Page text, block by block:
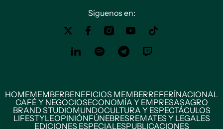
Siguenos en:
HOMEMEMBERBENEFICIOS MEMBERREFERÍNACIONAL
CAFÉ Y NEGOCIOSECONOMÍA Y EMPRESASAGRO
BRAND STUDIOMUNDOCULTURA Y ESPECTÁCULOS
LIFESTYLEOPINIÓNFÚNEBRESREMATES Y LEGALES
EDICIONES ESPECIALESPUBLICACIONES